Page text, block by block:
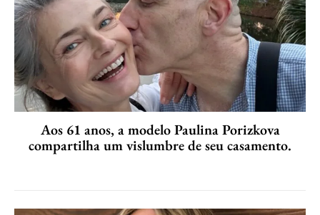
Aos 61 anos, a modelo Paulina Porizkova
compartilha um vislumbre de seu casamento.